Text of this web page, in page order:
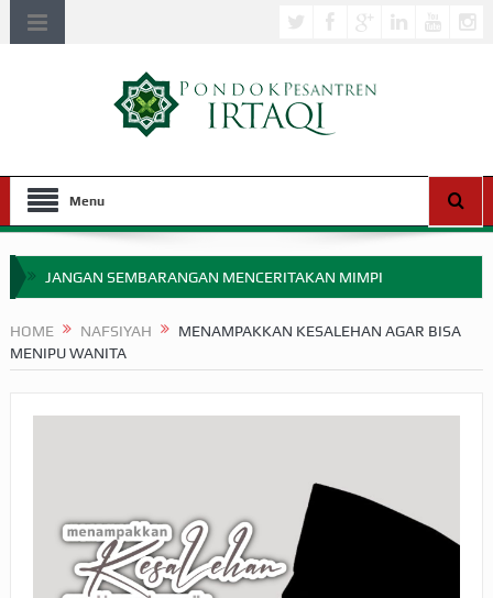
Menu
JANGAN SEMBARANGAN MENCERITAKAN MIMPI
MIMPI YANG DIABAIKAN MENJELANG PERANG BADAR
BAGAIMANA CARA MEMBAYAR ZAKAT UANG?
UANG HARAM BISA MENJADI HALAL JIKA SEBAB
HOME NAFSIYAH
MENAMPAKKAN KESALEHAN AGAR BISA
MENIPU WANITA